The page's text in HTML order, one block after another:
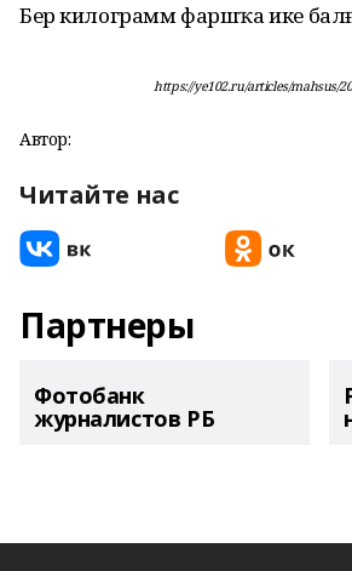
Бер килограмм фаршҡа ике
https://ye102.ru/articles/mahsus/
Автор:
Читайте нас
Партнеры
Фотобанк
журналистов РБ